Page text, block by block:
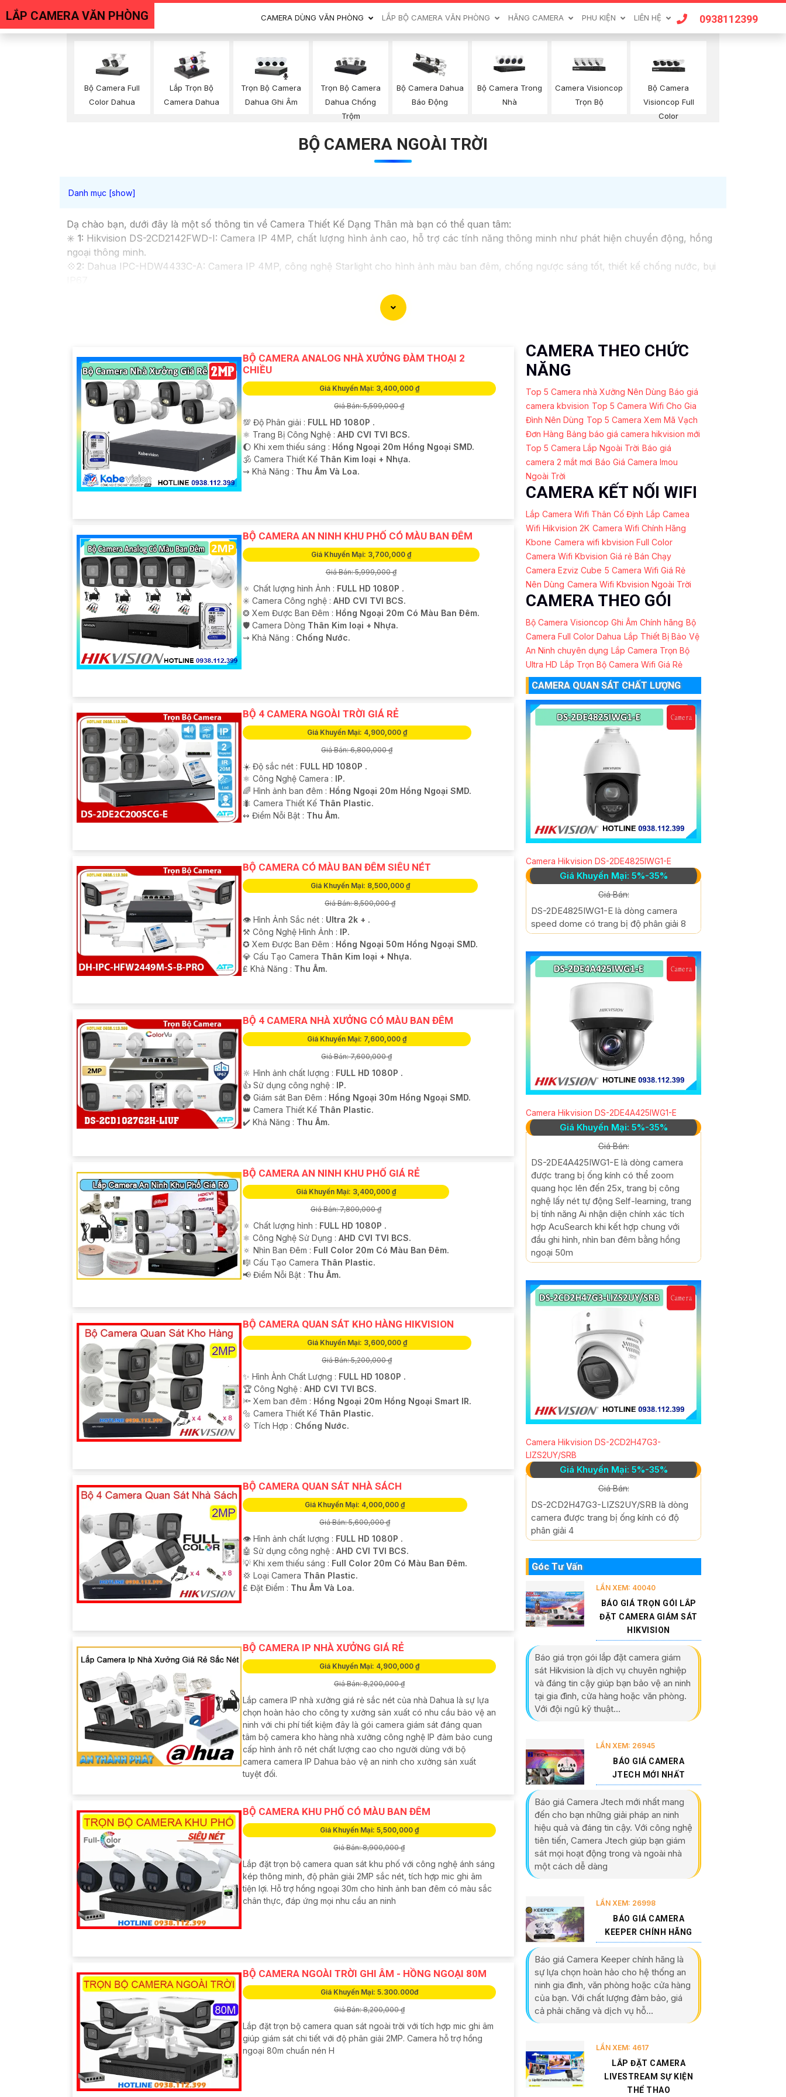
LẮP CAMERA VĂN PHÒNG CAMERA DÙNG VĂN PHÒNG LẮP BỘ CAMERA VĂN PHÒNG HÃNG CAMERA PHU KIỆN LIÊN HỆ 0938112399
Bộ Camera Full
Color Dahua
Lắp Trọn Bộ
Camera Dahua
Trọn Bộ Camera
Dahua Ghi Âm
Trọn Bộ Camera
Dahua Chống
Trộm
Bộ Camera Dahua
Báo Động
Bộ Camera Trong
Nhà
Camera Visioncop
Trọn Bộ
Bộ Camera
Visioncop Full
Color
BỘ CAMERA NGOÀI TRỜI
Dạ chào bạn, dưới đây là một số thông tin về Camera Thiết Kế Dạng Thân mà bạn có thể quan tâm:
✳️ 1: Hikvision DS-2CD2142FWD-I: Camera IP 4MP, chất lượng hình ảnh cao, hỗ trợ các tính năng thông minh như phát hiện chuyển động, hồng
ngoại thông minh.
💠2: Dahua IPC-HDW4433C-A: Camera IP 4MP, công nghệ Starlight cho hình ảnh màu ban đêm, chống ngược sáng tốt, thiết kế chống nước, bụi
Vantech VP-131N: Camera Analog 1.3MP, có khả năng quan sát trong điều kiện thiếu sáng, chất lượng hình ảnh tốt, dễ sử
Nhớ kiểm tra các yêu cầu kỹ thuật và tính năng mà bạn cần trước khi lựa chọn camera phù hợp với nhu cầu sử dụng của mình nhé. Nếu cần
tư vấn cụ thể hơn. Chúc bạn tìm được sản phẩm ưng ý!
BỘ CAMERA ANALOG NHÀ XƯỞNG ĐÀM THOẠI 2
CHIỀU
Giá Khuyến Mại: 3,400,000 ₫
Giá Bán: 5,599,000 ₫
💯 Độ Phân giải : FULL HD 1080P .
⚛️ Trang Bị Công Nghệ : AHD CVI TVI BCS.
🌔 Khi xem thiếu sáng : Hồng Ngoại 20m Hồng Ngoại SMD.
🕉️ Camera Thiết Kế Thân Kim loại + Nhựa.
️⇝ Khả Năng : Thu Âm Và Loa.
BỘ CAMERA AN NINH KHU PHỐ CÓ MÀU BAN ĐÊM
Giá Khuyến Mại: 3,700,000 ₫
Giá Bán: 5,999,000 ₫
🔅 Chất lượng hình Ảnh : FULL HD 1080P .
✳️ Camera Công nghệ : AHD CVI TVI BCS.
❂ Xem Được Ban Đêm : Hồng Ngoại 20m Có Màu Ban Ðêm.
🛡 Camera Dòng Thân Kim loại + Nhựa.
️⇝ Khả Năng : Chống Nước.
BỘ 4 CAMERA NGOÀI TRỜI GIÁ RẺ
Giá Khuyến Mại: 4,900,000 ₫
Giá Bán: 6,800,000 ₫
☀️ Độ sắc nét : FULL HD 1080P .
⚛️ Công Nghệ Camera : IP.
🌈 Hình ảnh ban đêm : Hồng Ngoại 20m Hồng Ngoại SMD.
🐜 Camera Thiết Kế Thân Plastic.
️↭ Điểm Nỗi Bật : Thu Âm.
BỘ CAMERA CÓ MÀU BAN ĐÊM SIÊU NÉT
Giá Khuyến Mại: 8,500,000 ₫
Giá Bán: 8,500,000 ₫
👁 Hình Ảnh Sắc nét : Ultra 2k + .
⚒ Công Nghệ Hình Ảnh : IP.
✪ Xem Được Ban Đêm : Hồng Ngoại 50m Hồng Ngoại SMD.
💎 Cấu Tạo Camera Thân Kim loại + Nhựa.
️₤ Khả Năng : Thu Âm.
BỘ 4 CAMERA NHÀ XƯỞNG CÓ MÀU BAN ĐÊM
Giá Khuyến Mại: 7,600,000 ₫
Giá Bán: 7,600,000 ₫
🔆 Hình ảnh chất lượng : FULL HD 1080P .
👍 Sử dụng công nghệ : IP.
🌚 Giám sát Ban Đêm : Hồng Ngoại 30m Hồng Ngoại SMD.
👑 Camera Thiết Kế Thân Plastic.
️✔️ Khả Năng : Thu Âm.
BỘ CAMERA AN NINH KHU PHỐ GIÁ RẺ
Giá Khuyến Mại: 3,400,000 ₫
Giá Bán: 7,800,000 ₫
🔅 Chất lượng hình : FULL HD 1080P .
⚛️ Công Nghệ Sử Dụng : AHD CVI TVI BCS.
🔅 Nhìn Ban Đêm : Full Color 20m Có Màu Ban Ðêm.
🎼️ Cấu Tạo Camera Thân Plastic.
️📢 Điểm Nỗi Bật : Thu Âm.
BỘ CAMERA QUAN SÁT KHO HÀNG HIKVISION
Giá Khuyến Mại: 3,600,000 ₫
Giá Bán: 5,200,000 ₫
✨ Hình Ành Chất Lượng : FULL HD 1080P .
🏆 Công Nghệ : AHD CVI TVI BCS.
🔦 Xem ban đêm : Hồng Ngoại 20m Hồng Ngoại Smart IR.
🔩 Camera Thiết Kế Thân Plastic.
️💠 Tích Hợp : Chống Nước.
BỘ CAMERA QUAN SÁT NHÀ SÁCH
Giá Khuyến Mại: 4,000,000 ₫
Giá Bán: 5,600,000 ₫
👁 Hình ảnh chất lượng : FULL HD 1080P .
🤖️ Sử dụng công nghệ : AHD CVI TVI BCS.
💡 Khi xem thiếu sáng : Full Color 20m Có Màu Ban Ðêm.
💢 Loại Camera Thân Plastic.
️₤ Đặt Điểm : Thu Âm Và Loa.
BỘ CAMERA IP NHÀ XƯỞNG GIÁ RẺ
Giá Khuyến Mại: 4,900,000 ₫
Giá Bán: 8,200,000 ₫
Lắp camera IP nhà xưởng giá rẻ sắc nét của nhà Dahua là sự lựa
chọn hoàn hảo cho công ty xưởng sản xuất có nhu cầu bảo vệ an
ninh với chi phí tiết kiệm đây là gói camera giám sát đáng quan
tâm bộ camera kho hàng nhà xưởng công nghệ IP đảm bảo cung
cấp hình ảnh rõ nét chất lượng cao cho người dùng với bộ
camera camera IP Dahua bảo vệ an ninh cho xưởng sản xuất
tuyệt đối.
BỘ CAMERA KHU PHỐ CÓ MÀU BAN ĐÊM
Giá Khuyến Mại: 5,500,000 ₫
Giá Bán: 8,900,000 ₫
Lắp đặt trọn bộ camera quan sát khu phố với công nghệ ánh sáng
kép thông minh, độ phân giải 2MP sắc nét, tích hợp mic ghi âm
tiện lợi. Hỗ trợ hồng ngoại 30m cho hình ảnh ban đêm có màu sắc
chân thực, đáp ứng mọi nhu cầu an ninh
BỘ CAMERA NGOÀI TRỜI GHI ÂM - HỒNG NGOẠI 80M
Giá Khuyến Mại: 5.300.000đ
Giá Bán: 8,200,000 ₫
Lắp đặt trọn bộ camera quan sát ngoài trời với tích hợp mic ghi âm
giúp giám sát chi tiết với độ phân giải 2MP. Camera hỗ trợ hồng
ngoại 80m chuẩn nén H
CAMERA THEO CHỨC
NĂNG
Top 5 Camera nhà Xưởng Nên Dùng Báo giá
camera kbvision Top 5 Camera Wifi Cho Gia
Đình Nên Dùng Top 5 Camera Xem Mã Vạch
Đơn Hàng Bảng báo giá camera hikvision mới
Top 5 Camera Lắp Ngoài Trời Báo giá
camera 2 mắt mơi Báo Giá Camera Imou
Ngoài Trời
CAMERA KẾT NỐI WIFI
Lắp Camera Wifi Thân Cố Định Lắp Camea
Wifi Hikvision 2K Camera Wifi Chính Hãng
Kbone Camera wifi kbvision Full Color
Camera Wifi Kbvision Giá rẻ Bán Chạy
Camera Ezviz Cube 5 Camera Wifi Giá Rẻ
Nên Dùng Camera Wifi Kbvision Ngoài Trời
CAMERA THEO GÓI
Bộ Camera Visioncop Ghi Âm Chính hãng Bộ
Camera Full Color Dahua Lắp Thiết Bị Bảo Vệ
An Ninh chuyên dụng Lắp Camera Trọn Bộ
Ultra HD Lắp Trọn Bộ Camera Wifi Giá Rẻ
CAMERA QUAN SÁT CHẤT LƯỢNG
Camera Hikvision DS-2DE4825IWG1-E
Giá Khuyến Mại: 5%-35%
Giá Bán:
DS-2DE4825IWG1-E là dòng camera
speed dome có trang bị độ phân giải 8
Camera Hikvision DS-2DE4A425IWG1-E
Giá Khuyến Mại: 5%-35%
Giá Bán:
DS-2DE4A425IWG1-E là dòng camera
được trang bị ống kính có thể zoom
quang học lên đến 25x, trang bị công
nghệ lấy nét tự động Self-learning, trang
bị tính năng Ai nhận diện chính xác tích
hợp AcuSearch khi kết hợp chung với
đầu ghi hình, nhìn ban đêm bằng hồng
ngoại 50m
Camera Hikvision DS-2CD2H47G3-
LIZS2UY/SRB
Giá Khuyến Mại: 5%-35%
Giá Bán:
DS-2CD2H47G3-LIZS2UY/SRB là dòng
camera được trang bị ống kính có độ
phân giải 4
Góc Tư Vấn
LẦN XEM: 40040
BÁO GIÁ TRỌN GÓI LẮP
ĐẶT CAMERA GIÁM SÁT
HIKVISION
Báo giá trọn gói lắp đặt camera giám
sát Hikvision là dịch vụ chuyên nghiệp
và đáng tin cậy giúp bạn bảo vệ an ninh
tại gia đình, cửa hàng hoặc văn phòng.
Với đội ngũ kỹ thuật...
LẦN XEM: 26945
BÁO GIÁ CAMERA
JTECH MỚI NHẤT
Báo giá Camera Jtech mới nhất mang
đến cho bạn những giải pháp an ninh
hiệu quả và đáng tin cậy. Với công nghệ
tiên tiến, Camera Jtech giúp bạn giám
sát mọi hoạt động trong và ngoài nhà
một cách dễ dàng
LẦN XEM: 26998
BÁO GIÁ CAMERA
KEEPER CHÍNH HÃNG
Báo giá Camera Keeper chính hãng là
sự lựa chọn hoàn hảo cho hệ thống an
ninh gia đình, văn phòng hoặc cửa hàng
của bạn. Với chất lượng đảm bảo, giá
cả phải chăng và dịch vụ hỗ...
LẦN XEM: 4617
LẮP ĐẶT CAMERA
LIVESTREAM SỰ KIỆN
THỂ THAO